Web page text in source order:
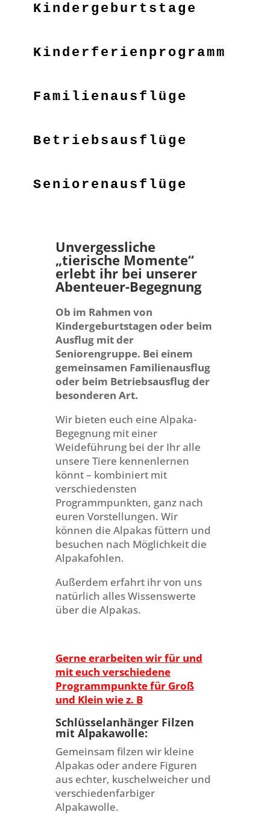
Kindergeburtstage
Kinderferienprogramm
Familienausflüge
Betriebsausflüge
Seniorenausflüge
Unvergessliche
„tierische Momente“
erlebt ihr bei unserer
Abenteuer-Begegnung
Ob im Rahmen von
Kindergeburtstagen oder beim
Ausflug mit der
Seniorengruppe. Bei einem
gemeinsamen Familienausflug
oder beim Betriebsausflug der
besonderen Art.
Wir bieten euch eine Alpaka-
Begegnung mit einer
Weideführung bei der Ihr alle
unsere Tiere kennenlernen
könnt – kombiniert mit
verschiedensten
Programmpunkten, ganz nach
euren Vorstellungen. Wir
können die Alpakas füttern und
besuchen nach Möglichkeit die
Alpakafohlen.
Außerdem erfahrt ihr von uns
natürlich alles Wissenswerte
über die Alpakas.
Gerne erarbeiten wir für und
mit euch verschiedene
Programmpunkte für Groß
und Klein wie z. B
Schlüsselanhänger Filzen
mit Alpakawolle:
Gemeinsam filzen wir kleine
Alpakas oder andere Figuren
aus echter, kuschelweicher und
verschiedenfarbiger
Alpakawolle.